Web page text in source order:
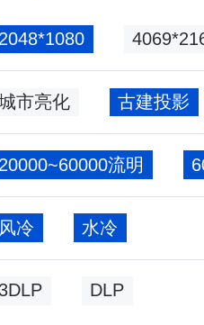
2048*1080
城市亮化 古建投影
20000~60000流明
风冷 水冷